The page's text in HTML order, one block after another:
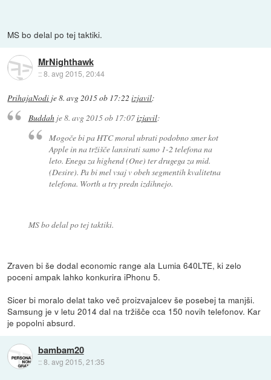
MS bo delal po tej taktiki.
MrNighthawk
::8. avg 2015, 20:44
PrihajaNodi je8. avg 2015 ob 17:22 izjavil:
Buddahje8. avg 2015 ob 17:07izjavil:
Mogoče bi pa HTC moral ubrati podobno smer kot
Apple in na tržišče lansirati samo 1-2 telefona na
leto. Enega za highend (One) ter drugega za mid.
(Desire). Pa bi mel vsaj v obeh segmentih kvalitetna
telefona. Worth a try predn izdihnejo.
MS bo delal po tej taktiki.
Zraven bi še dodal economic range ala Lumia 640LTE, ki zelo
poceni ampak lahko konkurira iPhonu 5.
Sicer bi moralo delat tako več proizvajalcev še posebej ta manjši.
Samsung je v letu 2014 dal na tržišče cca 150 novih telefonov. Kar
je popolni absurd.
bambam20
::8. avg 2015, 21:35